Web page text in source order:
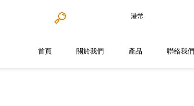
首頁 關於我們 產品 聯絡我們